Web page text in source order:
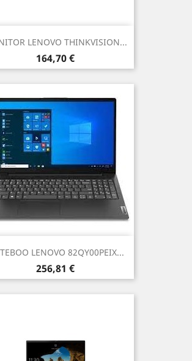
LENOVO THINKVISION...
Prezzo
164,70 €
LENOVO 82QY00PEIX...
Prezzo
256,81 €